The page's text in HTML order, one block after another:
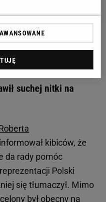
nie przyleci na
suchej nitki na
kibiców, że
da rady pomóc
Polski
się tłumaczył. Mimo
był obecny na